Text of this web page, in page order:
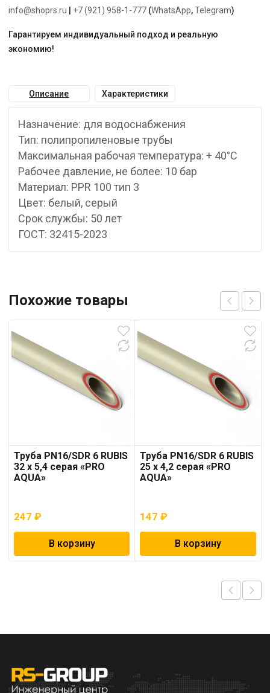
info@shoprs.ru +7 (921) 958-1-777 (WhatsApp,Telegram)
Гарантируем индивидуальный подход и реальную
экономию!
Описание Характеристики
Назначение: для водоснабжения
Тип: полипропиленовые трубы
Максимальная рабочая температура: + 40°С
Рабочее давление, не более: 10 бар
Материал: PPR 100 тип 3
Цвет: белый, серый
Срок службы: 50 лет
ГОСТ: 32415-2023
Похожие товары
Труба PN16/SDR 6 RUBIS
32 x 5,4 серая «PRO
AQUA»
247 ₽
В корзину
Труба PN16/SDR 6 RUBIS
25 x 4,2 серая «PRO
AQUA»
147₽
В корзину